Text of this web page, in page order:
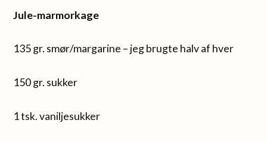
Jule-marmorkage
135 gr. smør/margarine – jeg brugte halv af hver
150 gr. sukker
1 tsk. vaniljesukker